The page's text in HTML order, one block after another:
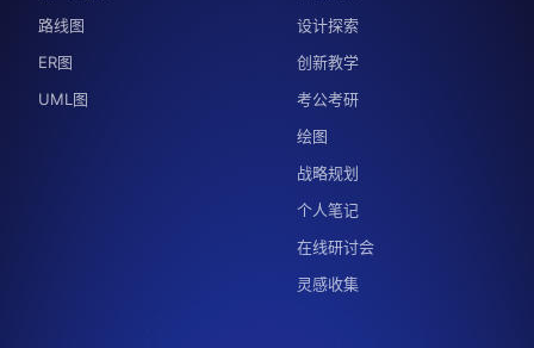
路线图
ER图
UML图
设计探索
创新教学
考公考研
绘图
战略规划
个人笔记
在线研讨会
灵感收集